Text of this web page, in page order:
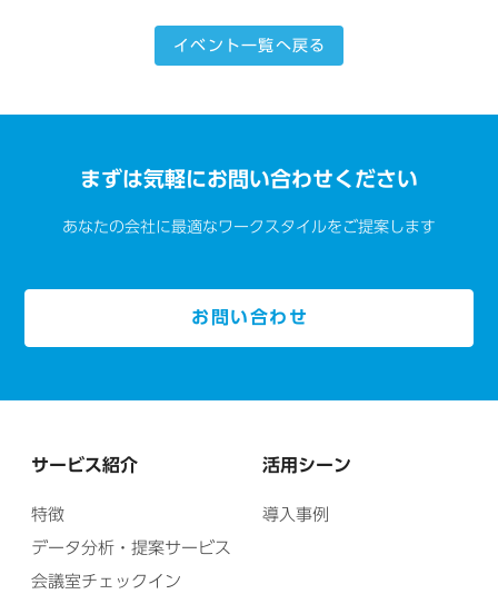
イベント一覧へ戻る
まずは気軽にお問い合わせください
あなたの会社に最適なワークスタイルをご提案します
お問い合わせ
サービス紹介
特徴
データ分析・提案サービス
会議室チェックイン
活用シーン
導入事例